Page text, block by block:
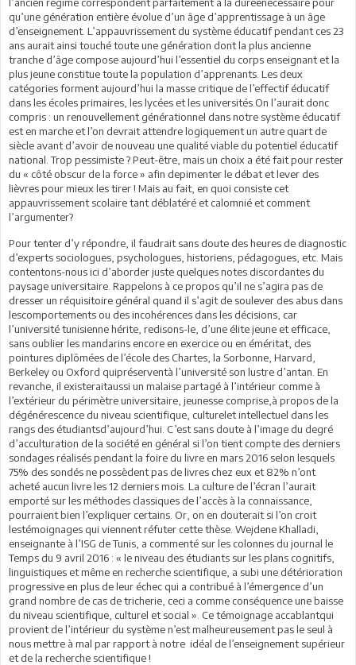
qu’une génération entière évolue d’un âge d’apprentissage à un âge
d’enseignement. L’appauvrissement du système éducatif pendant ces 23
ans aurait ainsi touché toute une génération dont la plus ancienne
tranche d’âge compose aujourd’hui l’essentiel du corps enseignant et la
plus jeune constitue toute la population d’apprenants. Les deux
catégories forment aujourd’hui la masse critique de l’effectif éducatif
dans les écoles primaires, les lycées et les universités.On l’aurait donc
compris : un renouvellement générationnel dans notre système éducatif
est en marche et l’on devrait attendre logiquement un autre quart de
siècle avant d’avoir de nouveau une qualité viable du potentiel éducatif
national. Trop pessimiste ? Peut-être, mais un choix a été fait pour rester
du « côté obscur de la force » afin depimenter le débat et lever des
lièvres pour mieux les tirer ! Mais au fait, en quoi consiste cet
appauvrissement scolaire tant déblatéré et calomnié et comment
l’argumenter?
Pour tenter d’y répondre, il faudrait sans doute des heures de diagnostic
d’experts sociologues, psychologues, historiens, pédagogues, etc. Mais
contentons-nous ici d’aborder juste quelques notes discordantes du
paysage universitaire. Rappelons à ce propos qu’il ne s’agira pas de
dresser un réquisitoire général quand il s’agit de soulever des abus dans
lescomportements ou des incohérences dans les décisions, car
l’université tunisienne hérite, redisons-le, d’une élite jeune et efficace,
sans oublier les mandarins encore en exercice ou en éméritat, des
pointures diplômées de l’école des Chartes, la Sorbonne, Harvard,
Berkeley ou Oxford quipréserventà l’université son lustre d’antan. En
revanche, il existeraitaussi un malaise partagé à l’intérieur comme à
l’extérieur du périmètre universitaire, jeunesse comprise,à propos de la
dégénérescence du niveau scientifique, culturelet intellectuel dans les
rangs des étudiantsd’aujourd’hui. C’est sans doute à l’image du degré
d’acculturation de la société en général si l’on tient compte des derniers
sondages réalisés pendant la foire du livre en mars 2016 selon lesquels
75% des sondés ne possèdent pas de livres chez eux et 82% n’ont
acheté aucun livre les 12 derniers mois. La culture de l’écran l’aurait
emporté sur les méthodes classiques de l’accès à la connaissance,
pourraient bien l’expliquer certains. Or, on en douterait si l’on croit
lestémoignages qui viennent réfuter cette thèse. Wejdene Khalladi,
enseignante à l’ISG de Tunis, a commenté sur les colonnes du journal le
Temps du 9 avril 2016 : « le niveau des étudiants sur les plans cognitifs,
linguistiques et même en recherche scientifique, a subi une détérioration
progressive en plus de leur échec qui a contribué à l’émergence d’un
grand nombre de cas de tricherie, ceci a comme conséquence une baisse
du niveau scientifique, culturel et social ». Ce témoignage accablantqui
provient de l’intérieur du système n’est malheureusement pas le seul à
nous mettre à mal par rapport à notre idéal de l’enseignement supérieur
et de la recherche scientifique !